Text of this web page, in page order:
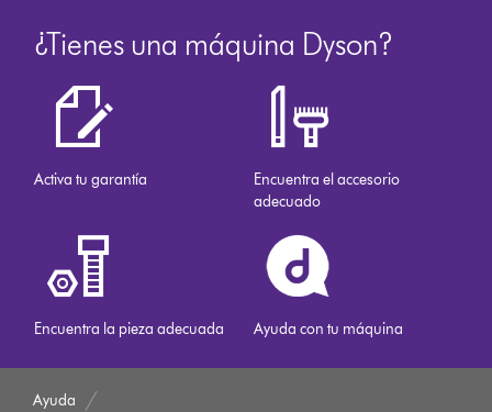
¿Tienes una máquina Dyson?
Activa tu garantía
Encuentra el accesorio
adecuado
Encuentra la pieza adecuada Ayuda con tu máquina
Ayuda